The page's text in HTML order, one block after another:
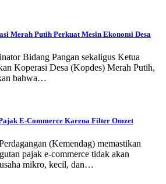
Merah Putih Perkuat Mesin Ekonomi Desa
Bidang Pangan sekaligus Ketua
Koperasi Desa (Kopdes) Merah Putih,
bahwa…
E-Commerce Karena Filter Omzet
(Kemendag) memastikan
pajak e-commerce tidak akan
mikro, kecil, dan…